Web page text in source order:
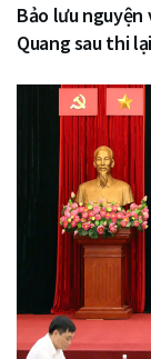
Bảo lưu
Quang sau thi lại